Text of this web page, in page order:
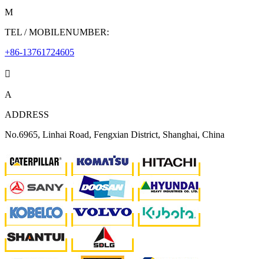
M
TEL / MOBILENUMBER:
+86-13761724605

A
ADDRESS
No.6965, Linhai Road, Fengxian District, Shanghai, China